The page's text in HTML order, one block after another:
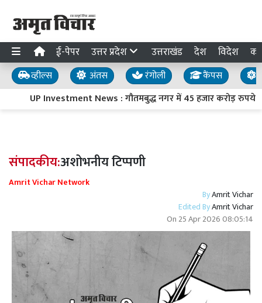
ई-पेपर उत्तर प्रदेश उत्तराखंड देश विदेश
व्हील्स अंतस रंगोली कैंपस
UP Investment News : गौतमबुद्ध नगर में 45 हजार करोड़ रुपये
संपादकीय:अशोभनीय टिप्पणी
Amrit Vichar Network
ByAmrit Vichar
Edited ByAmrit Vichar
On 25 Apr 2026 08:05:14